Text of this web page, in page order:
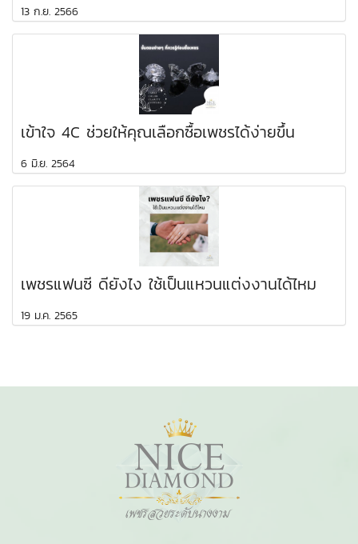
13 ก.ย. 2566
เข้าใจ 4C ช่วยให้คุณเลือกซื้อเพชรได้ง่ายขึ้น
6 มิ.ย. 2564
เพชรแฟนซี ดียังไง ใช้เป็นแหวนแต่งงานได้ไหม
19 ม.ค. 2565